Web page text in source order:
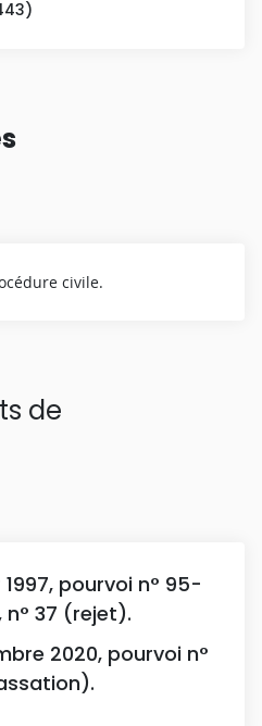
civile.
de
1997, pourvoi n° 95-
n° 37 (rejet).
2020, pourvoi n°